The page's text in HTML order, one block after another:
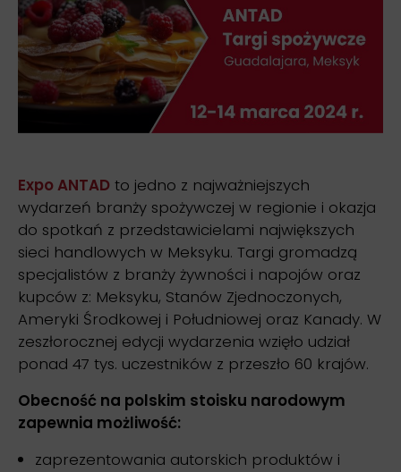
Expo ANTAD to jedno z najważniejszych
wydarzeń branży spożywczej w regionie i okazja
do spotkań z przedstawicielami największych
sieci handlowych w Meksyku. Targi gromadzą
specjalistów z branży żywności i napojów oraz
kupców z: Meksyku, Stanów Zjednoczonych,
Ameryki Środkowej i Południowej oraz Kanady. W
zeszłorocznej edycji wydarzenia wzięło udział
ponad 47 tys. uczestników z przeszło 60 krajów.
Obecność na polskim stoisku narodowym
zapewnia możliwość:
zaprezentowania autorskich produktów i